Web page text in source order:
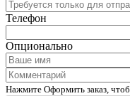
Телефон
Опционально
Нажмите Оформить заказ,